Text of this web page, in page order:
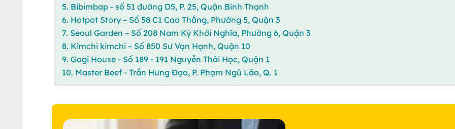
5. Bibimbap - số 51 đường D5, P. 25, Quận Bình Thạnh
6. Hotpot Story – Số 58 C1 Cao Thắng, Phường 5, Quận 3
7. Seoul Garden – Số 208 Nam Kỳ Khởi Nghĩa, Phường 6, Quận 3
8. Kimchi kimchi – Số 850 Sư Vạn Hạnh, Quận 10
9. Gogi House - Số 189 - 191 Nguyễn Thái Học, Quận 1
10. Master Beef - Trần Hưng Đạo, P. Phạm Ngũ Lão, Q. 1